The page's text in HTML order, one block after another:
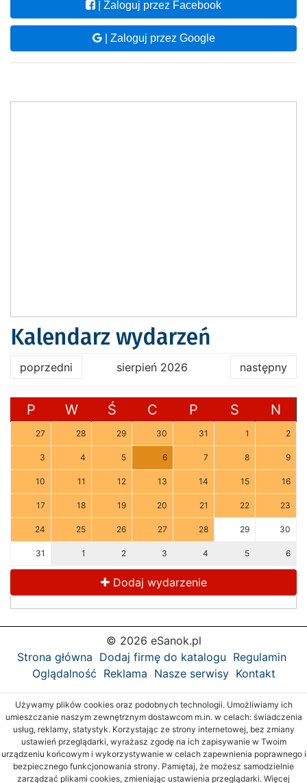
| Zaloguj przez Facebook
| Zaloguj przez Google
Kalendarz wydarzeń
poprzedni sierpień 2026 następny
P W Ś C P S N
27 28 29 30 31 1 2
3 4 5 6 7 8 9
10 11 12 13 14 15 16
17 18 19 20 21 22 23
24 25 26 27 28 29 30
31 1 2 3 4 5 6
Dodaj wydarzenie
© 2026 eSanok.pl
Strona główna Dodaj firmę do katalogu Regulamin
Oglądalność Reklama Nasze serwisy Kontakt
Używamy plików cookies oraz podobnych technologii. Umożliwiamy ich
umieszczanie naszym zewnętrznym dostawcom m.in. w celach: świadczenia
usług, reklamy, statystyk. Korzystając ze strony internetowej, bez zmiany
ustawień przeglądarki, wyrażasz zgodę na ich zapisywanie w Twoim
urządzeniu końcowym i wykorzystywanie w celach zapewnienia poprawnego i
bezpiecznego funkcjonowania strony. Pamiętaj, że możesz samodzielnie
zarządzać plikami cookies, zmieniając ustawienia przeglądarki. Więcej